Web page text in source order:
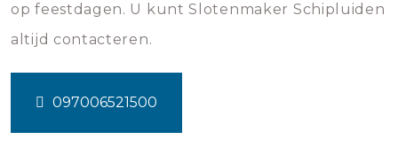
op feestdagen. U kunt Slotenmaker Schipluiden
altijd contacteren.
097006521500